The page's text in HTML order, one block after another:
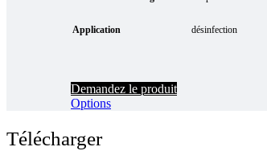
Application désinfection
Demandez le produit
Options
Télécharger